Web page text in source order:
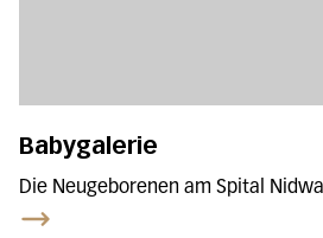
Babygalerie
Die Neugeborenen am Spital